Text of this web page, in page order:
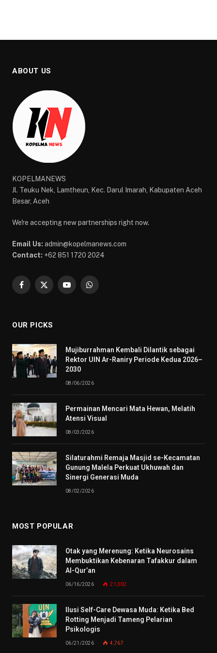
ABOUT US
KOPELMANEWS
Jl. Teuku Nek, Lamtheun, Kec. Darul Imarah, Kabupaten Aceh
Besar, Aceh
We're accepting new partnerships right now.
Email Us: admin@kopelmanews.com
Contact: +62 851 1720 2024
Facebook
X
YouTubeWhatsApp
OUR PICKS
Mujiburrahman Kembali Dilantik sebagai
Rektor UIN Ar-Raniry Periode Kedua 2026–
2030
08/06/2026
Permainan Mencari Mata Hewan, Melatih
Atensi Visual
08/03/2026
Silaturahmi Remaja Masjid se-Kecamatan
Gunung Malela Perkuat Ukhuwah dan
Sinergi Generasi Muda
08/02/2026
MOST POPULAR
Otak yang Merenung: Ketika Neurosains
Membuktikan Kebenaran Tafakkur dalam
Al-Qur’an
06/16/2026 21,002
Ilusi Self-Care Dewasa Muda: Ketika Bed
Rotting Menjadi Tameng Pelarian
Psikologis
06/21/2026 4,767